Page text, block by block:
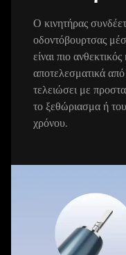
Ο κινητήρας
οδοντόβουρτσας
είναι πιο
αποτελεσματικά
τελειώσει με
το ξεθώριασμα ή
χρόνου.